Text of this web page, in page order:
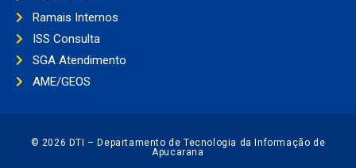
Ramais Internos
ISS Consulta
SGA Atendimento
AME/GEOS
© 2026 DTI – Departamento de Tecnologia da Informação de
Apucarana